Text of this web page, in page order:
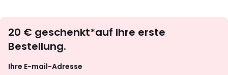
abonnieren
20 € geschenkt*auf Ihre erste
Bestellung.
Ihre E-mail-Adresse